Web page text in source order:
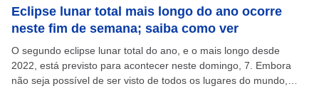
Eclipse lunar total mais longo do ano ocorre
neste fim de semana; saiba como ver
O segundo eclipse lunar total do ano, e o mais longo desde
2022, está previsto para acontecer neste domingo, 7. Embora
não seja possível de ser visto de todos os lugares do mundo,